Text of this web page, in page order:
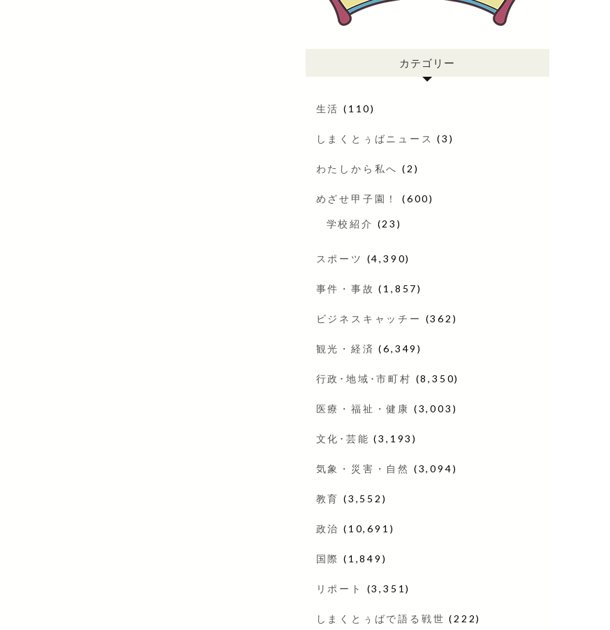
カテゴリー
生活 (110)
しまくとぅばニュース (3)
わたしから私へ (2)
めざせ甲子園！ (600)
学校紹介 (23)
スポーツ (4,390)
事件・事故 (1,857)
ビジネスキャッチー (362)
観光・経済 (6,349)
行政･地域･市町村 (8,350)
医療・福祉・健康 (3,003)
文化･芸能 (3,193)
気象・災害・自然 (3,094)
教育 (3,552)
政治 (10,691)
国際 (1,849)
リポート (3,351)
しまくとぅばで語る戦世 (222)